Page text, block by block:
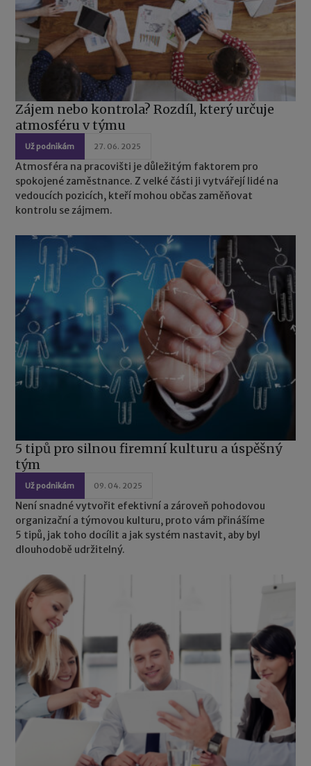
Zájem nebo kontrola? Rozdíl, který určuje
atmosféru v týmu
Už podnikám 27. 06. 2025
Atmosféra na pracovišti je důležitým faktorem pro
spokojené zaměstnance. Z velké části ji vytvářejí lidé na
vedoucích pozicích, kteří mohou občas zaměňovat
kontrolu se zájmem.
5 tipů pro silnou firemní kulturu a úspěšný
tým
Už podnikám 09. 04. 2025
Není snadné vytvořit efektivní a zároveň pohodovou
organizační a týmovou kulturu, proto vám přinášíme
5 tipů, jak toho docílit a jak systém nastavit, aby byl
dlouhodobě udržitelný.